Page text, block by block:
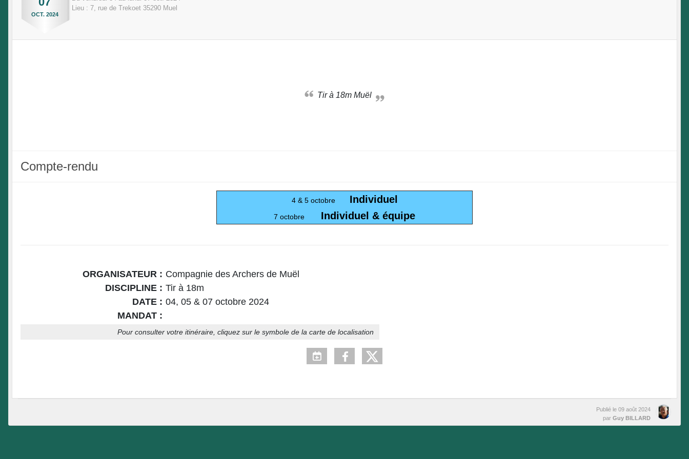
OCT. 2024
Lieu : 7, rue de Trekoet 35290 Muel
Tir à 18m Muël
Compte-rendu
4 & 5 octobre Individuel
7 octobre Individuel & équipe
ORGANISATEUR :
DISCIPLINE :
DATE :
MANDAT :
Compagnie des Archers de Muël
Tir à 18m
04, 05 & 07 octobre 2024
Pour consulter votre itinéraire, cliquez sur le symbole de la carte de localisation
Publié le 09 août 2024
par Guy BILLARD